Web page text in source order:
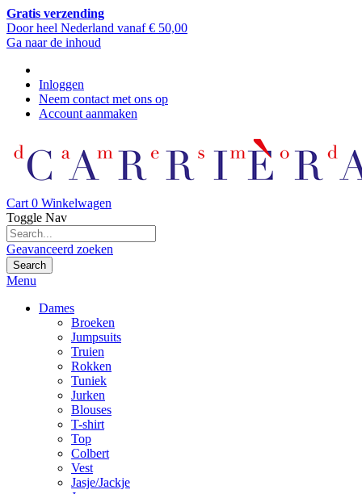
Gratis verzending
Door heel Nederland vanaf € 50,00
Ga naar de inhoud
Inloggen
Neem contact met ons op
Account aanmaken
Cart 0 Winkelwagen
Toggle Nav
Geavanceerd zoeken
Search
Menu
Dames
Broeken
Jumpsuits
Truien
Rokken
Tuniek
Jurken
Blouses
T-shirt
Top
Colbert
Vest
Jasje/Jackje